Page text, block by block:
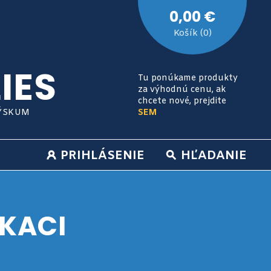
0,00 €
Košík (0)
Tu ponúkame produkty
za výhodnú cenu, ak
chcete nové, prejdite
SEM
HĽADANIE
PRIHLÁSENIE